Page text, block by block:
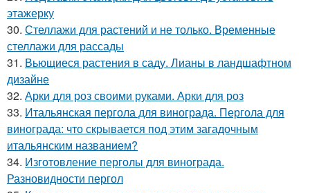
этажерку
30. Стеллажи для растений и не только. Временные
стеллажи для рассады
31. Вьющиеся растения в саду. Лианы в ландшафтном
дизайне
32. Арки для роз своими руками. Арки для роз
33. Итальянская пергола для винограда. Пергола для
винограда: что скрывается под этим загадочным
итальянским названием?
34. Изготовление перголы для винограда.
Разновидности пергол